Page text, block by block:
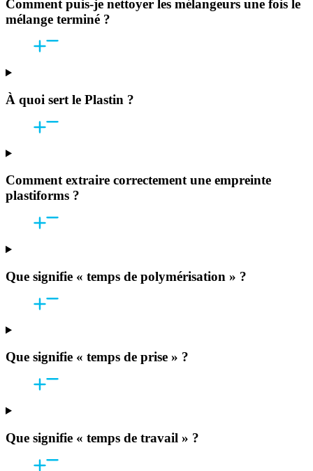
Comment puis-je nettoyer les mélangeurs une fois le
mélange terminé ?
À quoi sert le Plastin ?
Comment extraire correctement une empreinte
plastiforms ?
Que signifie « temps de polymérisation » ?
Que signifie « temps de prise » ?
Que signifie « temps de travail » ?